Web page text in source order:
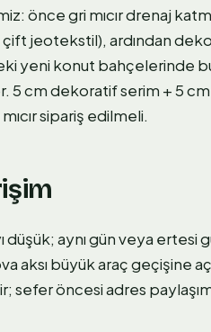
önce gri mıcır drenaj
jeotekstil), ardından
yeni konut bahçelerinde
5 cm dekoratif serim + 5
sipariş edilmeli.
aynı gün veya ertesi
aksı büyük araç geçişine
sefer öncesi adres